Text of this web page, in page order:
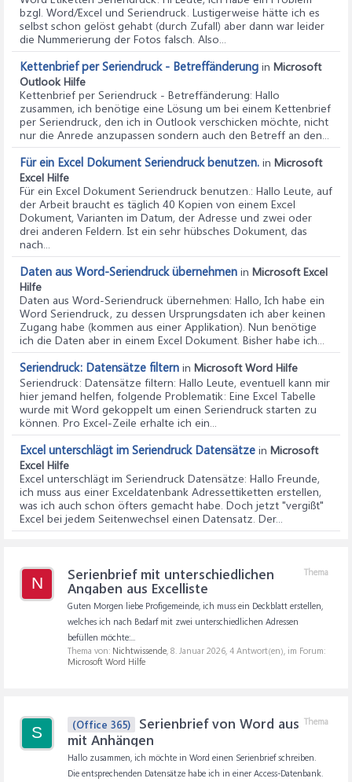
bzgl. Word/Excel und Seriendruck. Lustigerweise hätte ich es
selbst schon gelöst gehabt (durch Zufall) aber dann war leider
die Nummerierung der Fotos falsch. Also...
Kettenbrief per Seriendruck - Betreffänderung in Microsoft
Outlook Hilfe
Kettenbrief per Seriendruck - Betreffänderung: Hallo
zusammen, ich benötige eine Lösung um bei einem Kettenbrief
per Seriendruck, den ich in Outlook verschicken möchte, nicht
nur die Anrede anzupassen sondern auch den Betreff an den...
Für ein Excel Dokument Seriendruck benutzen. in Microsoft
Excel Hilfe
Für ein Excel Dokument Seriendruck benutzen.: Hallo Leute, auf
der Arbeit braucht es täglich 40 Kopien von einem Excel
Dokument, Varianten im Datum, der Adresse und zwei oder
drei anderen Feldern. Ist ein sehr hübsches Dokument, das
nach...
Daten aus Word-Seriendruck übernehmen in Microsoft Excel
Hilfe
Daten aus Word-Seriendruck übernehmen: Hallo, Ich habe ein
Word Seriendruck, zu dessen Ursprungsdaten ich aber keinen
Zugang habe (kommen aus einer Applikation). Nun benötige
ich die Daten aber in einem Excel Dokument. Bisher habe ich...
Seriendruck: Datensätze filtern in Microsoft Word Hilfe
Seriendruck: Datensätze filtern: Hallo Leute, eventuell kann mir
hier jemand helfen, folgende Problematik: Eine Excel Tabelle
wurde mit Word gekoppelt um einen Seriendruck starten zu
können. Pro Excel-Zeile erhalte ich ein...
Excel unterschlägt im Seriendruck Datensätze in Microsoft
Excel Hilfe
Excel unterschlägt im Seriendruck Datensätze: Hallo Freunde,
ich muss aus einer Exceldatenbank Adressettiketten erstellen,
was ich auch schon öfters gemacht habe. Doch jetzt "vergißt"
Excel bei jedem Seitenwechsel einen Datensatz. Der...
N
Thema
Serienbrief mit unterschiedlichen
Angaben aus Excelliste
Guten Morgen liebe Profigemeinde, ich muss ein Deckblatt erstellen,
welches ich nach Bedarf mit zwei unterschiedlichen Adressen
befüllen möchte:...
Thema von: Nichtwissende, 8. Januar 2026, 4 Antwort(en), im Forum:
Microsoft Word Hilfe
S
Thema
(Office 365)
Serienbrief von Word aus
mit Anhängen
Hallo zusammen, ich möchte in Word einen Serienbrief schreiben.
Die entsprechenden Datensätze habe ich in einer Access-Datenbank.